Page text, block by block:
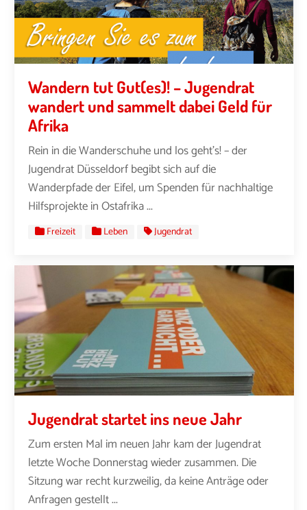
Wandern tut Gut(es)! – Jugendrat
wandert und sammelt dabei Geld für
Afrika
Rein in die Wanderschuhe und los geht’s! – der
Jugendrat Düsseldorf begibt sich auf die
Wanderpfade der Eifel, um Spenden für nachhaltige
Hilfsprojekte in Ostafrika ...
Freizeit Leben Jugendrat
Jugendrat startet ins neue Jahr
Zum ersten Mal im neuen Jahr kam der Jugendrat
letzte Woche Donnerstag wieder zusammen. Die
Sitzung war recht kurzweilig, da keine Anträge oder
Anfragen gestellt ...